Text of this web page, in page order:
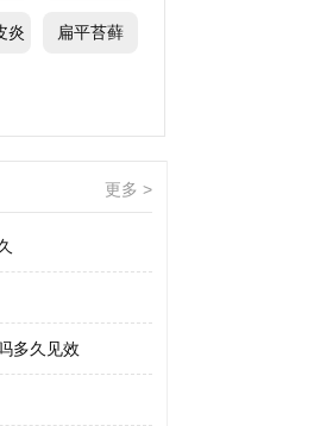
炎 扁平苔藓
更多 >
多久见效